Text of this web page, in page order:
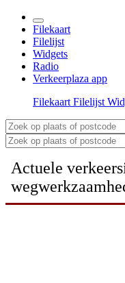
Filekaart
Filelijst
Widgets
Radio
Verkeerplaza app
Filekaart Filelijst
Actuele